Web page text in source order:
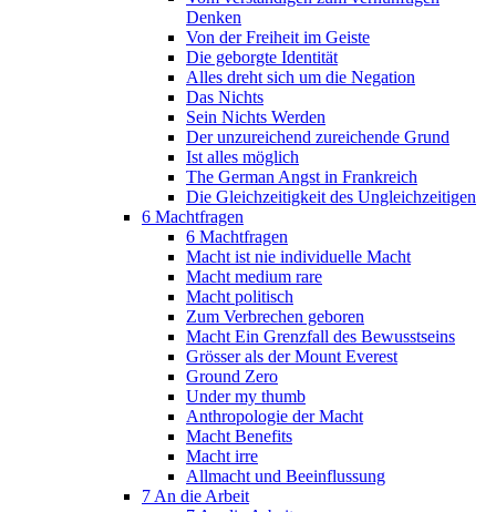
Denken
Von der Freiheit im Geiste
Die geborgte Identität
Alles dreht sich um die Negation
Das Nichts
Sein Nichts Werden
Der unzureichend zureichende Grund
Ist alles möglich
The German Angst in Frankreich
Die Gleichzeitigkeit des Ungleichzeitigen
6 Machtfragen
6 Machtfragen
Macht ist nie individuelle Macht
Macht medium rare
Macht politisch
Zum Verbrechen geboren
Macht Ein Grenzfall des Bewusstseins
Grösser als der Mount Everest
Ground Zero
Under my thumb
Anthropologie der Macht
Macht Benefits
Macht irre
Allmacht und Beeinflussung
7 An die Arbeit